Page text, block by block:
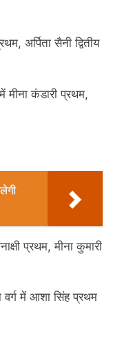
अर्पिता सैनी द्वितीय
मीना कंडारी प्रथम,
प्रथम, मीना कुमारी
वर्ग में आशा सिंह प्रथम